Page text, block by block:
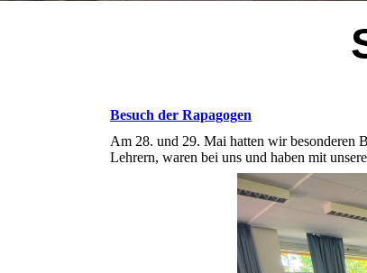
Besuch der Rapagogen
Am 28. und 29. Mai hatten wir besonderen
Lehrern, waren bei uns und haben mit